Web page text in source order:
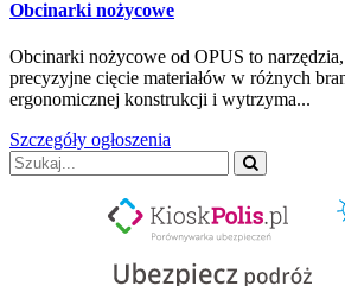
Obcinarki nożycowe
Obcinarki nożycowe od OPUS to
precyzyjne cięcie materiałów w różnych
ergonomicznej konstrukcji i wytrzyma...
Szczegóły ogłoszenia